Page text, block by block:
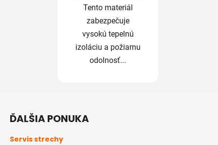
Tento materiál
zabezpečuje
vysokú tepelnú
izoláciu a požiarnu
odolnosť...
ĎALŠIA PONUKA
Servis strechy